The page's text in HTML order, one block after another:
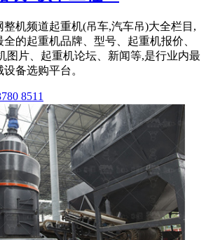
整机频道起重机(吊车,汽车吊)大全栏目,
的起重机品牌、型号、起重机报价、
图片、起重机论坛、新闻等,是行业内最
备选购平台。
8511